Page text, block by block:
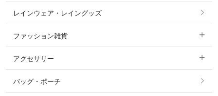
ニット・セーター
シャツ・ブラウス・ワンピース
ジャケット・ブルゾン
すべての競技用ウェア
ショージャケット
ショーシャツ
レインウェア・レイングッズ
ファッション雑貨
すべてのファッション雑貨
ソックス
アクセサリー
すべてのアクセサリー
バッグ・ポーチ